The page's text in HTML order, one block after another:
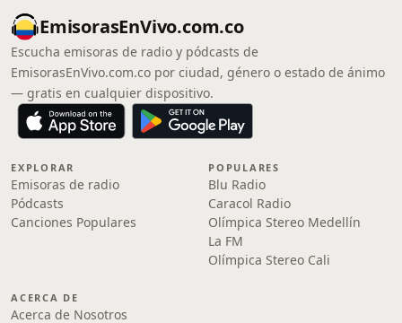
EmisorasEnVivo.com.co
Escucha emisoras de radio y pódcasts de
EmisorasEnVivo.com.co por ciudad, género o estado de ánimo
— gratis en cualquier dispositivo.
EXPLORAR
Emisoras de radio
Pódcasts
Canciones Populares
POPULARES
Blu Radio
Caracol Radio
Olímpica Stereo Medellín
La FM
Olímpica Stereo Cali
ACERCA DE
Acerca de Nosotros